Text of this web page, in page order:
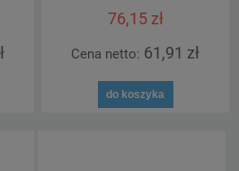
76,15 zł
Cena netto: 61,91 zł
do koszyka